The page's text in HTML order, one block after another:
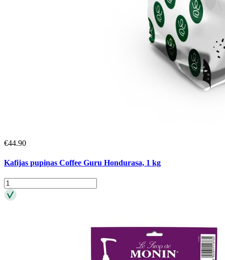
€44.90
Kafijas pupiņas Coffee Guru Hondurasa, 1 kg